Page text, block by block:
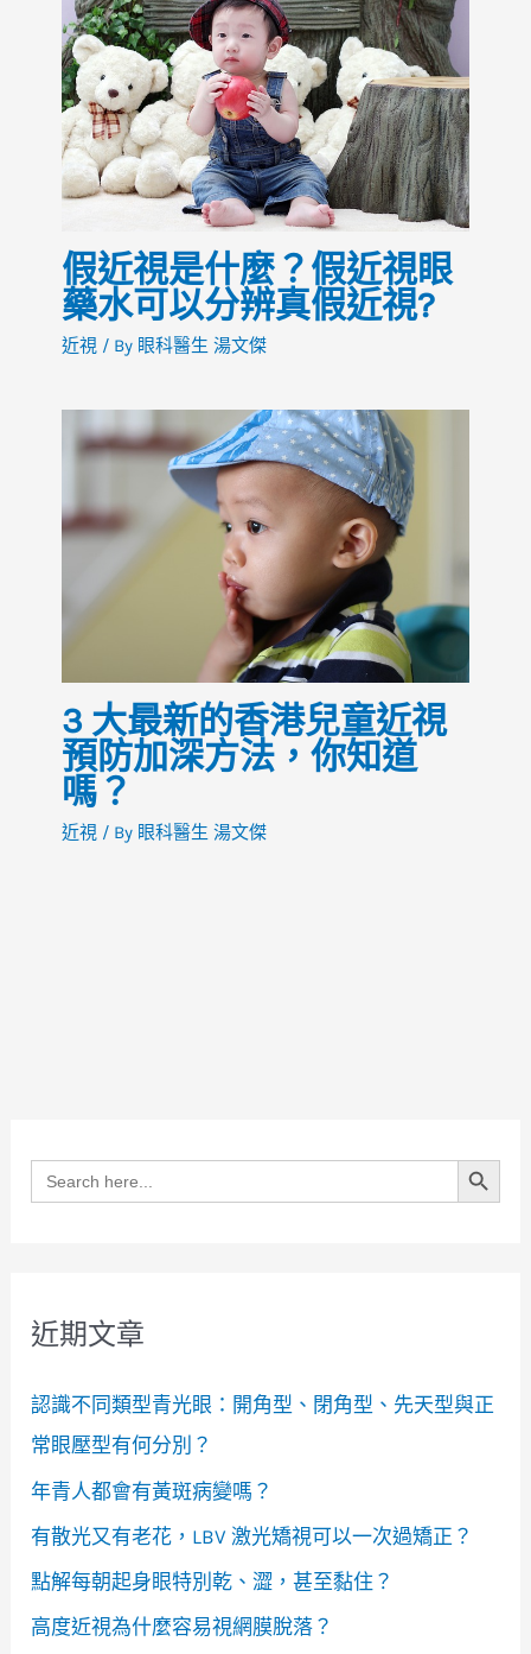
假近視是什麼？假近視眼
藥水可以分辨真假近視?
近視/ By 眼科醫生 湯文傑
3 大最新的香港兒童近視
預防加深方法，你知道
嗎？
近視/ By 眼科醫生 湯文傑
Search
for:
Search Button
近期文章
認識不同類型青光眼：開角型、閉角型、先天型與正
常眼壓型有何分別？
年青人都會有黃斑病變嗎？
有散光又有老花，LBV 激光矯視可以一次過矯正？
點解每朝起身眼特別乾、澀，甚至黏住？
高度近視為什麼容易視網膜脫落？